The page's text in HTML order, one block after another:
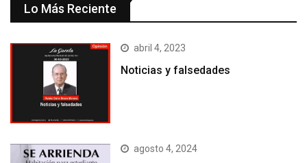
Lo Más Reciente
abril 4, 2023
Noticias y falsedades
agosto 4, 2024